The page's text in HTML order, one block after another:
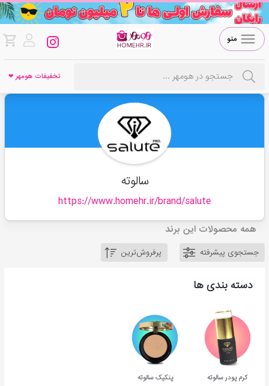
منو
تخفیفات هومهر ❤
سالوته
https://www.homehr.ir/brand/salute
همه محصولات این برند
جستجوی پیشرفته پرفروش‌ترین
دسته بندی ها
کرم پودر سالوته پنکیک سالوته